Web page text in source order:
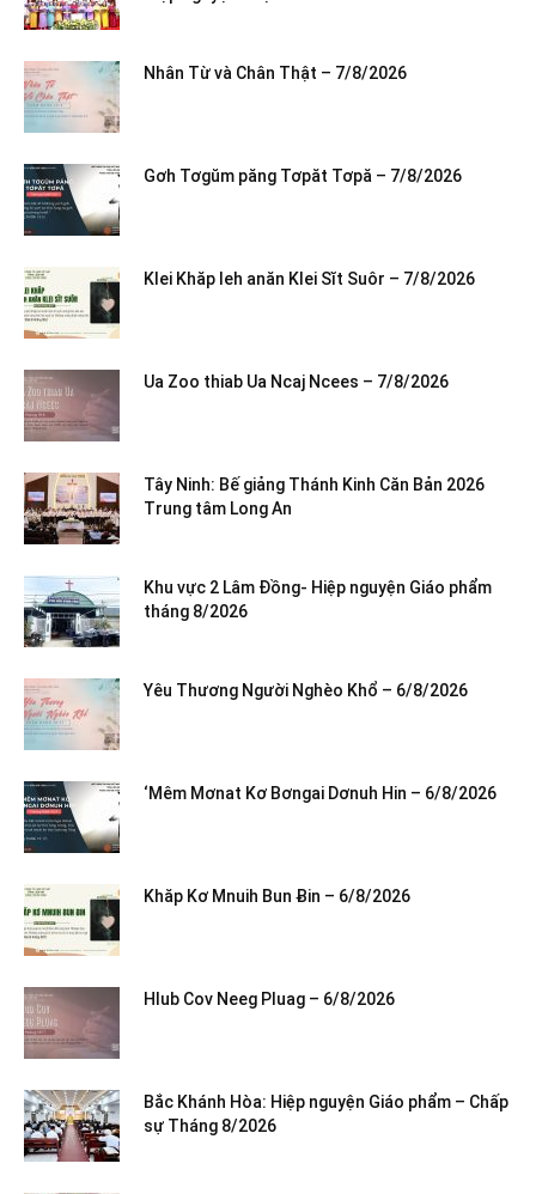
Nhân Từ và Chân Thật – 7/8/2026
Gơh Tơgŭm păng Tơpăt Tơpă – 7/8/2026
Klei Khăp leh anăn Klei Sĭt Suôr – 7/8/2026
Ua Zoo thiab Ua Ncaj Ncees – 7/8/2026
Tây Ninh: Bế giảng Thánh Kinh Căn Bản 2026
Trung tâm Long An
Khu vực 2 Lâm Đồng- Hiệp nguyện Giáo phẩm
tháng 8/2026
Yêu Thương Người Nghèo Khổ – 6/8/2026
‘Mêm Mơnat Kơ Bơngai Dơnuh Hin – 6/8/2026
Khăp Kơ Mnuih Bun Ƀin – 6/8/2026
Hlub Cov Neeg Pluag – 6/8/2026
Bắc Khánh Hòa: Hiệp nguyện Giáo phẩm – Chấp
sự Tháng 8/2026